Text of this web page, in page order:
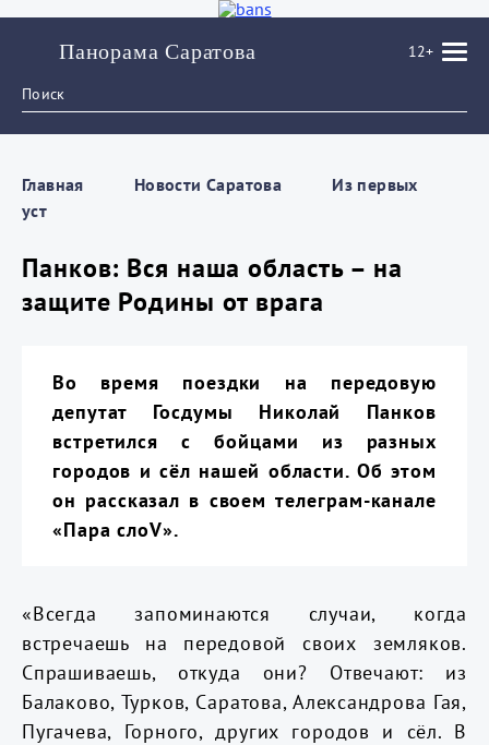
Панорама Саратова 12+
Главная Новости Саратова
Из пеpвых
уст
Панков: Вся наша область – на
защите Родины от врага
Во время поездки на передовую
депутат Госдумы Николай Панков
встретился с бойцами из разных
городов и сёл нашей области. Об этом
он рассказал в своем телеграм-канале
«Пара слоV».
«Всегда запоминаются случаи, когда
встречаешь на передовой своих земляков.
Спрашиваешь, откуда они? Отвечают: из
Балаково, Турков, Саратова, Александрова Гая,
Пугачева, Горного, других городов и сёл. В